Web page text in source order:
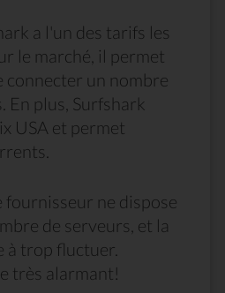
a l'un des tarifs les
le marché, il permet
connecter un nombre
En plus, Surfshark
USA et permet
fournisseur ne dispose
de serveurs, et la
à trop fluctuer.
très alarmant!